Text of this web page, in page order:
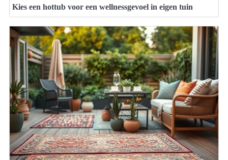
Kies een hottub voor een wellnessgevoel in eigen tuin